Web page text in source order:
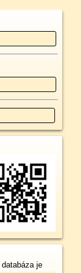
databáza je